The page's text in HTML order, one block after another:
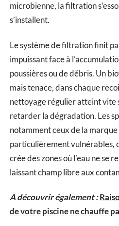
microbienne, la filtration
s’installent.
Le système de filtration finit
impuissant face à
poussières ou de débris. Un
mais tenace, dans chaque
nettoyage régulier atteint vite
retarder la dégradation. Les
notamment ceux de la
particulièrement vulnérables,
crée des zones où l’eau ne se
laissant champ libre aux
A découvrir également :
de votre piscine ne chauffe